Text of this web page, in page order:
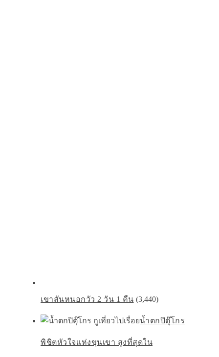
เขาสันหนอกวัว 2 วัน 1 คืน (3,440)
น้ำตกปิตุ๊โกร
พิชิตหัวใจเเห่งขุนเขา สูงที่สุดใน